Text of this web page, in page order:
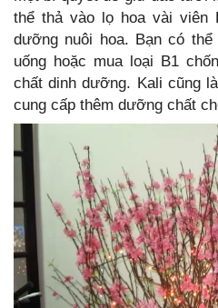
thể thả vào lọ hoa vài viên
dưỡng nuôi hoa. Bạn có
uống hoặc mua loại B1
chất dinh dưỡng. Kali cũng
cung cấp thêm dưỡng chất